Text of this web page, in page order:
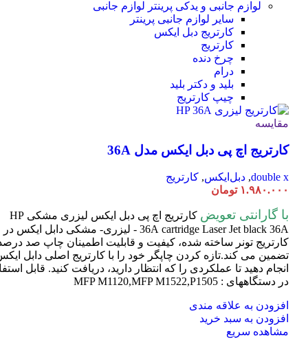
لوازم جانبی و یدکی پرینتر لوازم جانبی
سایر لوازم جانبی پرینتر
کارتریج دبل ایکس
کارتریج
چرخ دنده
درام
بلید و دکتر بلید
چیپ کارتریج
مقایسه
کارتریج اچ پی دبل ایکس مدل 36A
double x
, دبل‌ایکس, کارتریج
۱.۹۸۰.۰۰۰ تومان
با گارانتی تعویض
کارتریج اچ پی دبل ایکس لیزری مشکی HP
36A cartridge Laser
Jet black 36A - لیزری- مشکی دابل ایکس در
کارتریج تونر ساخته شده، کیفیت و قابلیت اطمینان چاپ صد
تضمین می کند.تازه کردن چاپگر خود را با کارتریج اصلی دابل
انجام دهید تا عملکردی را که انتظار دارید، دریافت کنید. قابل
در دستگاههای : MFP M1120,MFP M1522,P1505
افزودن به علاقه مندی
افزودن به سبد خرید
مشاهده سریع